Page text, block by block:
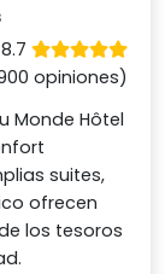
opiniones)
Monde Hôtel
suites,
ofrecen
los tesoros